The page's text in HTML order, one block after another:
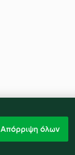
Απόρριψη όλων